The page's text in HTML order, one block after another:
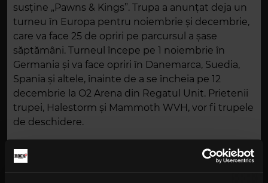
susține „Pawns & Kings”. Trupa a anunțat deja un
turneu în Europa pentru noiembrie și decembrie,
care va face 25 de opriri pe parcursul a șase
săptămâni. Turneul începe pe 1 noiembrie în
Germania și va face opriri în Danemarca, Suedia,
Spania și altele, înainte de a se încheia pe 12
decembrie la O2 Arena din Regatul Unit. Prietenii
trupei, Halestorm și Mammoth WVH, vor fi trupele
de deschidere.
Într-un interviu recent cu Planet Rock, Tremonti a
declarat despre „Pawns & Kings”: „Suntem foarte